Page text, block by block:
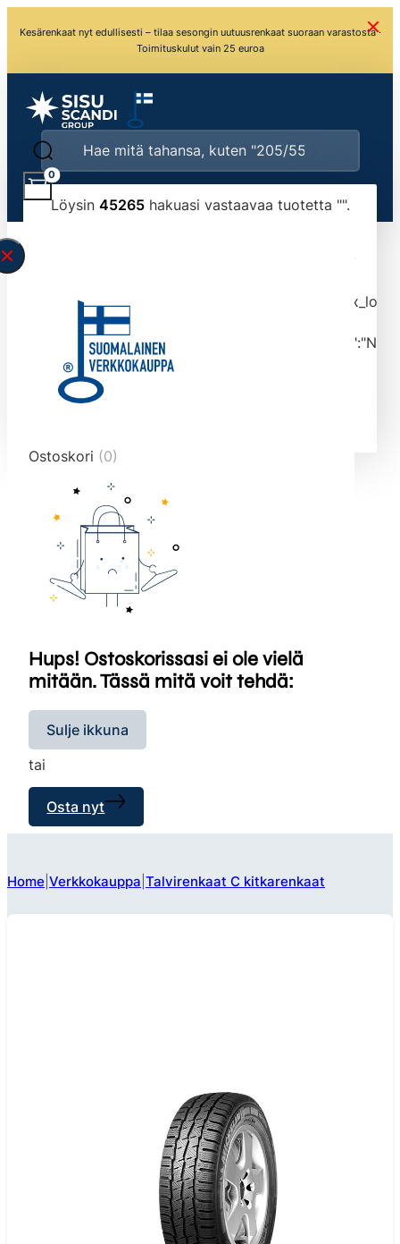
Kesärenkaat nyt edullisesti – tilaa sesongin uutuusrenkaat suoraan varastosta ·
Toimituskulut vain 25 euroa
Löysin 45265hakuasi vastaavaa tuotetta "".
typed the search query correctly.<br>Currently
tmlmvi","meta_query":
data-original-query-vars="[]" data-page="1"
data-max-pages="4527" data-start="1" data-
end="10">
0
Ostoskori (0)
Hups! Ostoskorissasi ei ole vielä
mitään. Tässä mitä voit tehdä:
Sulje ikkuna
tai
Osta nyt
Home Verkkokauppa Talvirenkaat C kitkarenkaat